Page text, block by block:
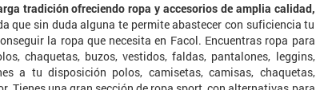
tradición ofreciendo ropa y accesorios de amplia calidad,
que sin duda alguna te permite abastecer con suficiencia tu
la ropa que necesita en Facol. Encuentras ropa para
chaquetas, buzos, vestidos, faldas, pantalones, leggins,
a tu disposición polos, camisetas, camisas, chaquetas,